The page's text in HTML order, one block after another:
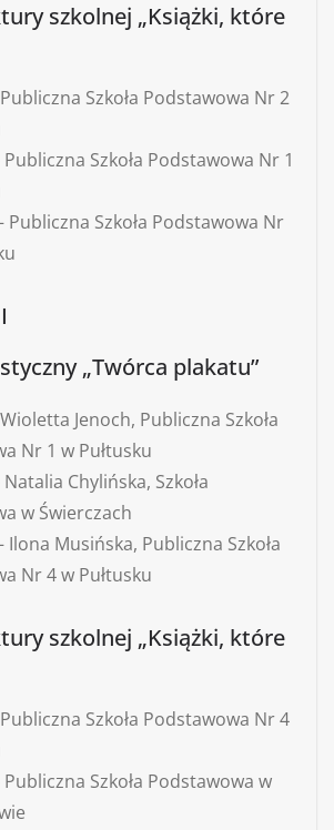
szkolnej „Książki, które
Szkoła Podstawowa Nr 2
Szkoła Podstawowa Nr 1
Publiczna Szkoła Podstawowa Nr
„Twórca plakatu”
Jenoch, Publiczna Szkoła
Nr 1 w Pułtusku
Chylińska, Szkoła
w Świerczach
Ilona Musińska, Publiczna Szkoła
Nr 4 w Pułtusku
szkolnej „Książki, które
Szkoła Podstawowa Nr 4
Publiczna Szkoła Podstawowa w